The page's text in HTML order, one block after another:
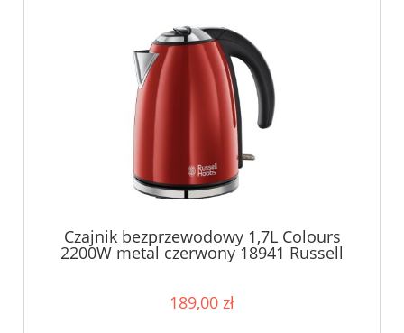
Czajnik bezprzewodowy 1,7L Colours
2200W metal czerwony 18941 Russell
189,00 zł